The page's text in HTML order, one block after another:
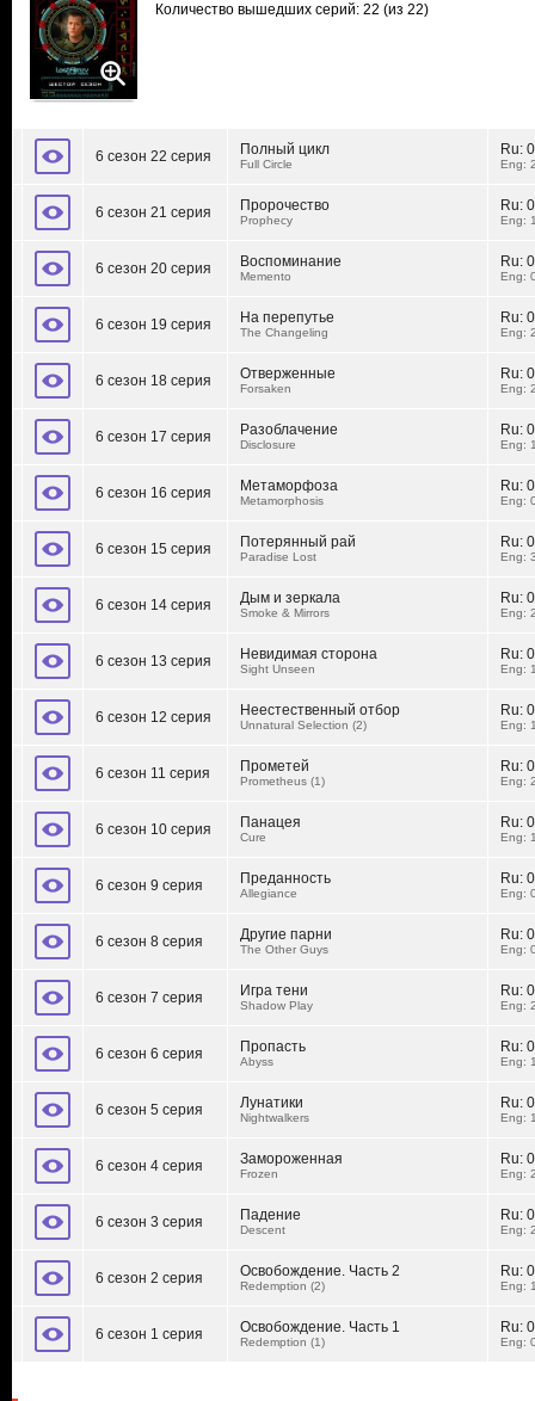
Количество вышедших серий: 22 (из 22)
6 сезон 22 серия Полный цикл
Full Circle
Ru:
Eng:
6 сезон 21 серия Пророчество
Prophecy
Ru:
Eng:
6 сезон 20 серия Воспоминание
Memento
Ru:
Eng:
6 сезон 19 серия На перепутье
The Changeling
Ru:
Eng:
6 сезон 18 серия Отверженные
Forsaken
Ru:
Eng:
6 сезон 17 серия Разоблачение
Disclosure
Ru:
Eng:
6 сезон 16 серия Метаморфоза
Metamorphosis
Ru:
Eng:
6 сезон 15 серия Потерянный рай
Paradise Lost
Ru:
Eng:
6 сезон 14 серия Дым и зеркала
Smoke & Mirrors
Ru:
Eng:
6 сезон 13 серия Невидимая сторона
Sight Unseen
Ru:
Eng:
6 сезон 12 серия Неестественный отбор
Unnatural Selection (2)
Ru:
Eng:
6 сезон 11 серия Прометей
Prometheus (1)
Ru:
Eng:
6 сезон 10 серия Панацея
Cure
Ru:
Eng:
6 сезон 9 серия Преданность
Allegiance
Ru:
Eng:
6 сезон 8 серия Другие парни
The Other Guys
Ru:
Eng:
6 сезон 7 серия Игра тени
Shadow Play
Ru:
Eng:
6 сезон 6 серия Пропасть
Abyss
Ru:
Eng:
6 сезон 5 серия Лунатики
Nightwalkers
Ru:
Eng:
6 сезон 4 серия Замороженная
Frozen
Ru:
Eng:
6 сезон 3 серия Падение
Descent
Ru:
Eng:
6 сезон 2 серия Освобождение. Часть 2
Redemption (2)
Ru:
Eng:
6 сезон 1 серия Освобождение. Часть 1
Redemption (1)
Ru:
Eng: